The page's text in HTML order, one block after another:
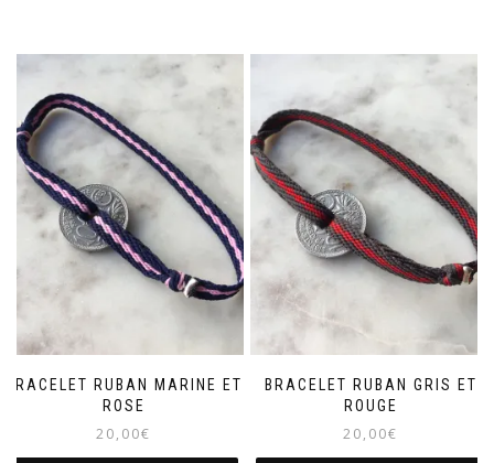
BRACELET RUBAN MARINE ET
ROSE
20,00€
BRACELET RUBAN GRIS ET
ROUGE
20,00€